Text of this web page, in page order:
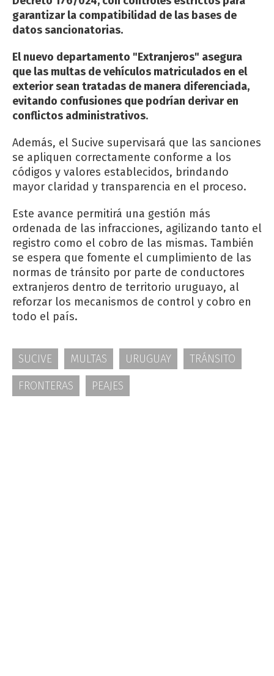
garantizar la compatibilidad de las bases de
datos sancionatorias.
El nuevo departamento "Extranjeros" asegura
que las multas de vehículos matriculados en el
exterior sean tratadas de manera diferenciada,
evitando confusiones que podrían derivar en
conflictos administrativos.
Además, el Sucive supervisará que las sanciones
se apliquen correctamente conforme a los
códigos y valores establecidos, brindando
mayor claridad y transparencia en el proceso.
Este avance permitirá una gestión más
ordenada de las infracciones, agilizando tanto el
registro como el cobro de las mismas. También
se espera que fomente el cumplimiento de las
normas de tránsito por parte de conductores
extranjeros dentro de territorio uruguayo, al
reforzar los mecanismos de control y cobro en
todo el país.
SUCIVE MULTAS URUGUAY
TRÁNSITO
FRONTERAS
PEAJES